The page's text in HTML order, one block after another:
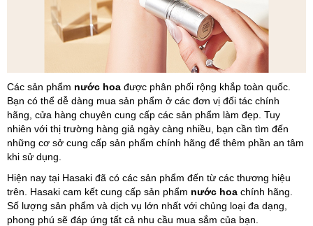
Các sản phẩm nước hoa được phân phối rộng khắp toàn quốc.
Bạn có thể dễ dàng mua sản phẩm ở các đơn vị đối tác chính
hãng, cửa hàng chuyên cung cấp các sản phẩm làm đẹp. Tuy
nhiên với thị trường hàng giả ngày càng nhiều, bạn cần tìm đến
những cơ sở cung cấp sản phẩm chính hãng để thêm phần an tâm
khi sử dụng.
Hiện nay tại Hasaki đã có các sản phẩm đến từ các thương hiệu
trên. Hasaki cam kết cung cấp sản phẩm nước hoa chính hãng.
Số lượng sản phẩm và dịch vụ lớn nhất với chủng loại đa dạng,
phong phú sẽ đáp ứng tất cả nhu cầu mua sắm của bạn.